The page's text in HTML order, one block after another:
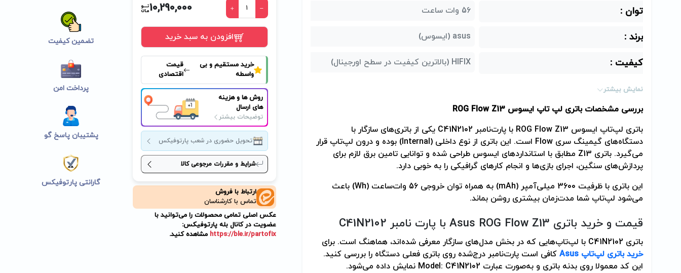
10,290,000
افزودن به سبد خرید
خرید مستقیم و بی
واسطه
قیمت
اقتصادی
روش ها و هزینه
های ارسال
توضیحات بیشتر
تحویل حضوری در شعب پارتوفیکس
شرایط و مقررات مرجوعی کالا
ارتباط با فروش
تماس با کارشناسان
عکس اصلی تمامی محصولات را می‌توانید با
عضویت در کانال بله پارتوفیکس:
https://ble.ir/partofix مشاهده کنید.
تضمین کیفیت
پرداخت امن
پشتیبان پاسخ گو
گارانتی پارتوفیکس
توان : 56 وات ساعت
برند : asus (ایسوس)
کیفیت : HIFIX (بالاترین کیفیت در سطح اورجینال)
پارت نامبر (Part Number) :
نمایش بیشتر
بررسی مشخصات باتری لپ تاپ ایسوسROG Flow Z13
باتری لپ‌تاپ ایسوس ROG Flow Z13 با پارت‌نامبر C41N2102 یکی از باتری‌های سازگار با
دستگاه‌های گیمینگ سریFlow است. این باتری از نوع داخلی (Internal) بوده و درون لپ‌تاپ قرار
می‌گیرد. باتری Z13 مطابق با استانداردهای ایسوس طراحی شده و توانایی تامین برق لازم برای
پردازش‌های سنگین، اجرای بازی‌ها و انجام کارهای گرافیکی را به خوبی دارد.
این باتری با ظرفیت 3600 میلی‌آمپر (
mAh) به همراه توان خروجی 56 وات‌ساعت ( Wh) باعث
می‌شود لپ‌تاپ شما مدت‌زمان بیشتری روشن بماند.
قیمت و خرید باتری Asus ROG Flow Z13با پارت نامبر C41N2102
باتری C41N2102با لپ‌تاپ‌هایی که در بخش مدل‌های سازگار معرفی شده‌اند، هماهنگ است. برای
خرید باتری لپ‌تاپ Asusکافی است پارت‌نامبر درج‌شده روی باتری فعلی دستگاه را بررسی کنید.
این کد معمولا روی بدنه باتری و به‌صورت عبارت Model: C41N2102نمایش داده می‌شود.